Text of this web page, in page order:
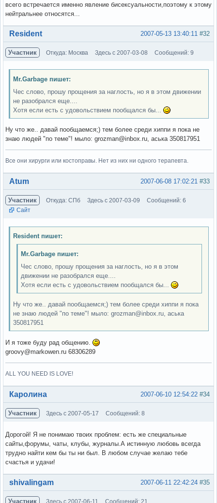
всего встречается именно явление бисексуальности,поэтому к этому
нейтральнее относятся...
Вне форума #32
2007-05-13 13:40:11
Resident
Участник Откуда: Москва Здесь с 2007-03-08 Сообщений: 9
Mr.Garbage пишет:
Чес слово, прошу прощения за наглость, но я в этом движении
не разобрался еще....
Хотя если есть с удовольствием пообщался бы...
Ну что же.. давай пообщаемся;) тем более среди хиппи я пока не
знаю людей "по теме"! мыло: grozman@inbox.ru, аська 350817951
Все они хирурги или костоправы. Нет из них ни одного терапевта.
Вне форума #33
2007-06-08 17:02:21
Atum
Участник Откуда: СПб Здесь с 2007-03-09
Сообщений: 6
Сайт
Resident пишет:
Mr.Garbage пишет:
Чес слово, прошу прощения за наглость, но я в этом
движении не разобрался еще....
Хотя если есть с удовольствием пообщался бы...
Ну что же.. давай пообщаемся;) тем более среди хиппи я пока
не знаю людей "по теме"! мыло: grozman@inbox.ru, аська
350817951
И я тоже буду рад общению.
groovy@markowen.ru 68306289
ALL YOU NEED IS LOVE!
Вне форума #34
2007-06-10 12:54:22
Каролина
Участник Здесь с 2007-05-17 Сообщений: 8
Дорогой! Я не понимаю твоих проблем: есть же специальные
сайты,форумы, чаты, клубы, журналы.А истинную любовь всегда
трудно найти кем бы ты ни был. В любом случае желаю тебе
счастья и удачи!
Вне форума #35
2007-06-11 22:42:24
shivalingam
Участник Здесь с 2007-06-11 Сообщений: 21